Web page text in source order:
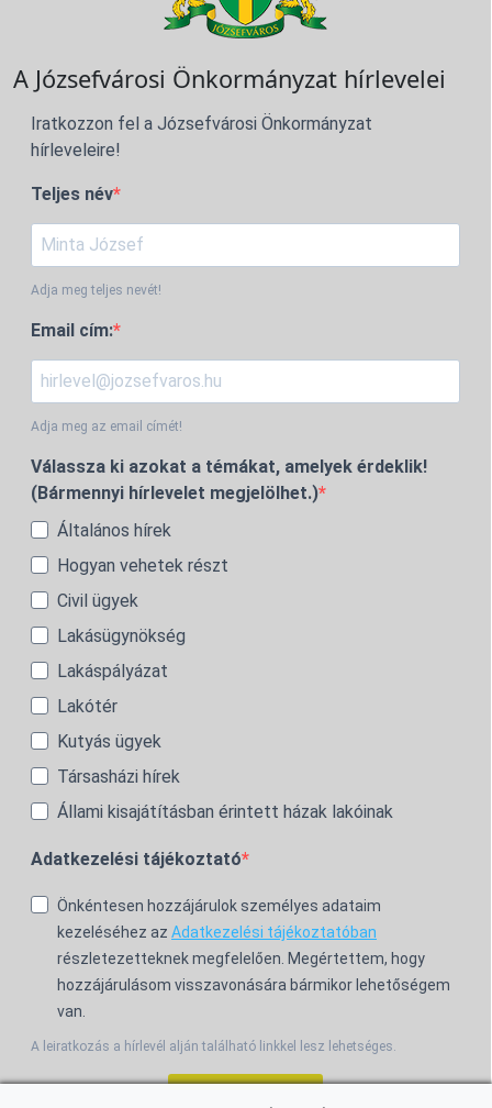
A Józsefvárosi Önkormányzat hírlevelei
Iratkozzon fel a Józsefvárosi Önkormányzat
hírleveleire!
Teljes név
Adja meg teljes nevét!
Email cím:
Adja meg az email címét!
Válassza ki azokat a témákat, amelyek érdeklik!
(Bármennyi hírlevelet megjelölhet.)
Általános hírek
Hogyan vehetek részt
Civil ügyek
Lakásügynökség
Lakáspályázat
Lakótér
Kutyás ügyek
Társasházi hírek
Állami kisajátításban érintett házak lakóinak
Adatkezelési tájékoztató
Önkéntesen hozzájárulok személyes adataim
kezeléséhez az Adatkezelési tájékoztatóban
részletezetteknek megfelelően. Megértettem, hogy
hozzájárulásom visszavonására bármikor lehetőségem
van.
A leiratkozás a hírlevél alján található linkkel lesz lehetséges.